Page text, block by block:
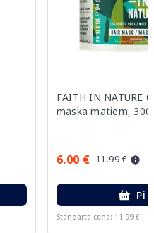
FAITH IN NATURE
maska matiem, 300
6.00 € 11.99 €
Standarta cena: 11.99 €